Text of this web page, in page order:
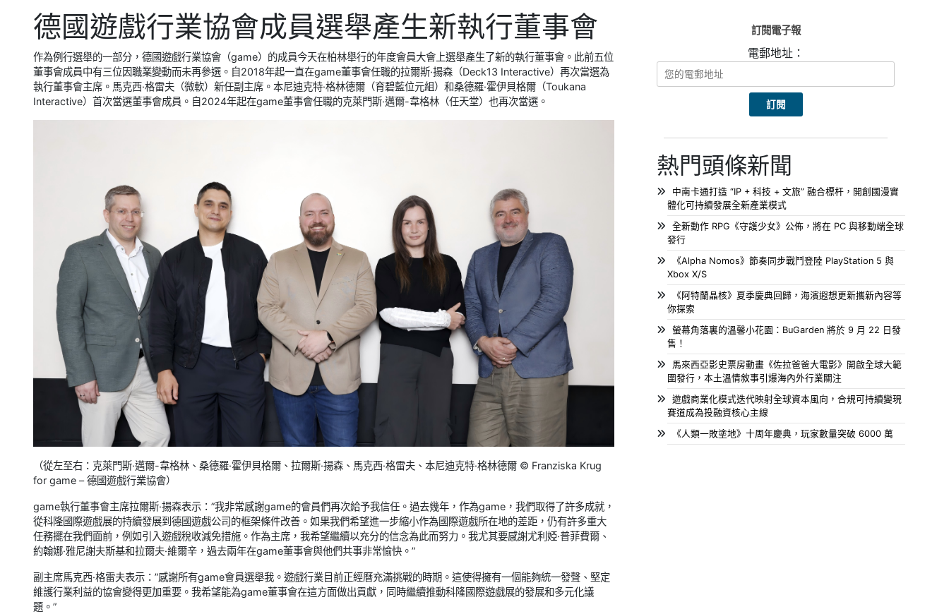
德國遊戲行業協會成員選舉產生新執行董事會
作為例行選舉的一部分，德國遊戲行業協會（game）的成員今天在柏林舉行的年度會員大會上選舉產生了新的執行董事會。此前五位
董事會成員中有三位因職業變動而未再參選。自2018年起一直在game董事會任職的拉爾斯·揚森（Deck13 Interactive）再次當選為
執行董事會主席。馬克西·格雷夫（微軟）新任副主席。本尼迪克特·格林德爾（育碧藍位元組）和桑德羅·霍伊貝格爾（Toukana
Interactive）首次當選董事會成員。自2024年起在game董事會任職的克萊門斯·邁爾-韋格林（任天堂）也再次當選。
（從左至右：克萊門斯·邁爾-韋格林、桑德羅·霍伊貝格爾、拉爾斯·揚森、馬克西·格雷夫、本尼迪克特·格林德爾 © Franziska Krug
for game – 德國遊戲行業協會）
game執行董事會主席拉爾斯·揚森表示：”我非常感謝game的會員們再次給予我信任。過去幾年，作為game，我們取得了許多成就，
從科隆國際遊戲展的持續發展到德國遊戲公司的框架條件改善。如果我們希望進一步縮小作為國際遊戲所在地的差距，仍有許多重大
任務擺在我們面前，例如引入遊戲稅收減免措施。作為主席，我希望繼續以充分的信念為此而努力。我尤其要感謝尤利婭·普菲費爾、
約翰娜·雅尼謝夫斯基和拉爾夫·維爾辛，過去兩年在game董事會與他們共事非常愉快。”
副主席馬克西·格雷夫表示：”感謝所有game會員選舉我。遊戲行業目前正經曆充滿挑戰的時期。這使得擁有一個能夠統一發聲、堅定
維護行業利益的協會變得更加重要。我希望能為game董事會在這方面做出貢獻，同時繼續推動科隆國際遊戲展的發展和多元化議
題。”
訂閱電子報
電郵地址：
熱門頭條新聞
中南卡通打造 “IP + 科技 + 文旅” 融合標杆，開創國漫實
體化可持續發展全新產業模式
全新動作 RPG《守護少女》公佈，將在 PC 與移動端全球
發行
《Alpha Nomos》節奏同步戰鬥登陸 PlayStation 5 與
Xbox X/S
《阿特蘭晶核》夏季慶典回歸，海濱遐想更新攜新內容等
你探索
螢幕角落裏的溫馨小花園：BuGarden 將於 9 月 22 日發
售！
馬來西亞影史票房動畫《佐拉爸爸大電影》開啟全球大範
圍發行，本土溫情敘事引爆海內外行業關注
遊戲商業化模式迭代映射全球資本風向，合規可持續變現
賽道成為投融資核心主線
《人類一敗塗地》十周年慶典，玩家數量突破 6000 萬